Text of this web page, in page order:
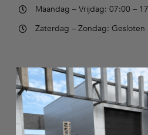
Maandag – Vrijdag: 07:00 –
Zaterdag – Zondag: Gesloten